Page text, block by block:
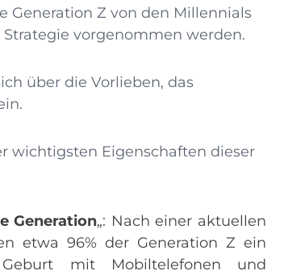
Generation Z von den Millennials
vorgenommen werden.
über die Vorlieben, das
wichtigsten Eigenschaften dieser
Generation„: Nach einer aktuellen
etwa 96% der Generation Z ein
mit Mobiltelefonen und